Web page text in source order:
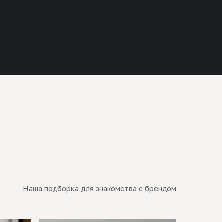
Наша подборка для знакомства с брендом